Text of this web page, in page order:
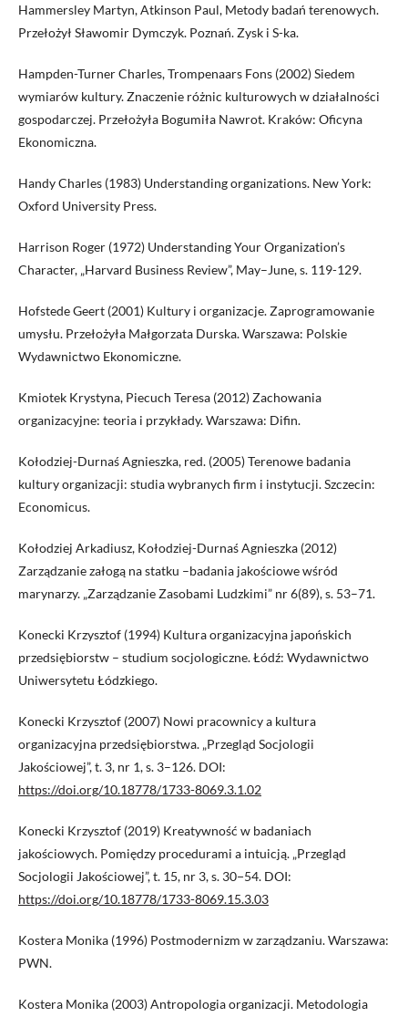
Hammersley Martyn, Atkinson Paul, Metody badań terenowych.
Przełożył Sławomir Dymczyk. Poznań. Zysk i S-ka.
Hampden-Turner Charles, Trompenaars Fons (2002) Siedem
wymiarów kultury. Znaczenie różnic kulturowych w działalności
gospodarczej. Przełożyła Bogumiła Nawrot. Kraków: Oficyna
Ekonomiczna.
Handy Charles (1983) Understanding organizations. New York:
Oxford University Press.
Harrison Roger (1972) Understanding Your Organization’s
Character, „Harvard Business Review”, May–June, s. 119-129.
Hofstede Geert (2001) Kultury i organizacje. Zaprogramowanie
umysłu. Przełożyła Małgorzata Durska. Warszawa: Polskie
Wydawnictwo Ekonomiczne.
Kmiotek Krystyna, Piecuch Teresa (2012) Zachowania
organizacyjne: teoria i przykłady. Warszawa: Difin.
Kołodziej-Durnaś Agnieszka, red. (2005) Terenowe badania
kultury organizacji: studia wybranych firm i instytucji. Szczecin:
Economicus.
Kołodziej Arkadiusz, Kołodziej-Durnaś Agnieszka (2012)
Zarządzanie załogą na statku –badania jakościowe wśród
marynarzy. „Zarządzanie Zasobami Ludzkimi” nr 6(89), s. 53–71.
Konecki Krzysztof (1994) Kultura organizacyjna japońskich
przedsiębiorstw – studium socjologiczne. Łódź: Wydawnictwo
Uniwersytetu Łódzkiego.
Konecki Krzysztof (2007) Nowi pracownicy a kultura
organizacyjna przedsiębiorstwa. „Przegląd Socjologii
Jakościowej”, t. 3, nr 1, s. 3–126. DOI:
https://doi.org/10.18778/1733-8069.3.1.02
Konecki Krzysztof (2019) Kreatywność w badaniach
jakościowych. Pomiędzy procedurami a intuicją. „Przegląd
Socjologii Jakościowej”, t. 15, nr 3, s. 30−54. DOI:
https://doi.org/10.18778/1733-8069.15.3.03
Kostera Monika (1996) Postmodernizm w zarządzaniu. Warszawa:
PWN.
Kostera Monika (2003) Antropologia organizacji. Metodologia